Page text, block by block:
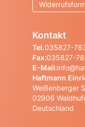
Kontakt
Tel.035827-
Fax:035827-
E-Mail:
Haftmann
Weißenberger
02906
Deutschland